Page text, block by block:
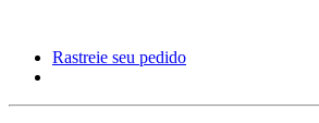
Rastreie seu pedido